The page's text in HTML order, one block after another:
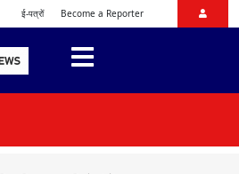
ई-पत्रों Become a Reporter